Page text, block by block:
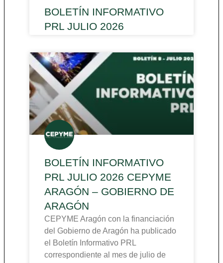
BOLETÍN INFORMATIVO
PRL JULIO 2026
BOLETÍN INFORMATIVO
PRL JULIO 2026 CEPYME
ARAGÓN – GOBIERNO DE
ARAGÓN
CEPYME Aragón con la financiación
del Gobierno de Aragón ha publicado
el Boletín Informativo PRL
correspondiente al mes de julio de